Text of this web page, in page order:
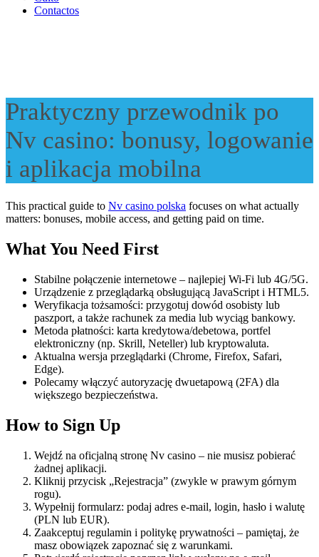
Contactos
Praktyczny przewodnik po
Nv casino: bonusy, logowanie
i aplikacja mobilna
This practical guide to Nv casino polska focuses on what actually
matters: bonuses, mobile access, and getting paid on time.
What You Need First
Stabilne połączenie internetowe – najlepiej Wi-Fi lub 4G/5G.
Urządzenie z przeglądarką obsługującą JavaScript i HTML5.
Weryfikacja tożsamości: przygotuj dowód osobisty lub
paszport, a także rachunek za media lub wyciąg bankowy.
Metoda płatności: karta kredytowa/debetowa, portfel
elektroniczny (np. Skrill, Neteller) lub kryptowaluta.
Aktualna wersja przeglądarki (Chrome, Firefox, Safari,
Edge).
Polecamy włączyć autoryzację dwuetapową (2FA) dla
większego bezpieczeństwa.
How to Sign Up
Wejdź na oficjalną stronę Nv casino – nie musisz pobierać
żadnej aplikacji.
Kliknij przycisk „Rejestracja” (zwykle w prawym górnym
rogu).
Wypełnij formularz: podaj adres e-mail, login, hasło i walutę
(PLN lub EUR).
Zaakceptuj regulamin i politykę prywatności – pamiętaj, że
masz obowiązek zapoznać się z warunkami.